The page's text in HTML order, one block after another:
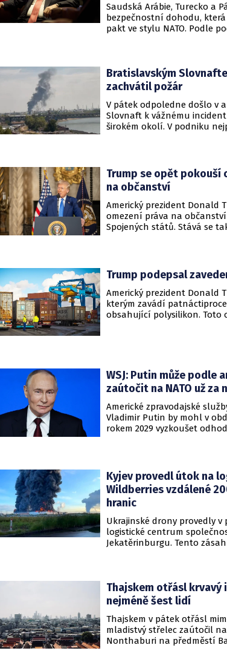
Saudská Arábie, Turecko a
bezpečnostní dohodu,
pakt ve stylu NATO. Podle
Bratislavským
zachvátil požár
V pátek odpoledne došlo v
Slovnaft k vážnému
širokém okolí. V podniku
Trump se opět pokouší
na občanství
Americký prezident Donald
omezení práva na
Spojených států. Stává se
Trump podepsal
Americký prezident Donald
kterým zavádí
obsahující polysilikon.
WSJ: Putin může podle
zaútočit na NATO už za
Americké zpravodajské
Vladimir Putin by mohl v
rokem 2029 vyzkoušet
přicházejí v době, kdy
situaci na ukrajinské frontě.
drony způsobují ruskému
kouta.
Kyjev provedl útok na
Wildberries vzdálené
hranic
Ukrajinské drony provedly
logistické centrum
Jekatěrinburgu. Tento
RWB, který řídí veškeré
Thajskem otřásl
nejméně šest lidí
Thajskem v pátek otřásl
mladistvý střelec zaútočil
Nonthaburi na předměstí